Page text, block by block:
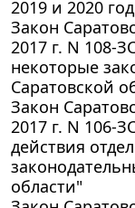
2019 и 2020
Закон
2017 г. N 108-
некоторые
Саратовской
Закон
2017 г. N 106-
действия
области"